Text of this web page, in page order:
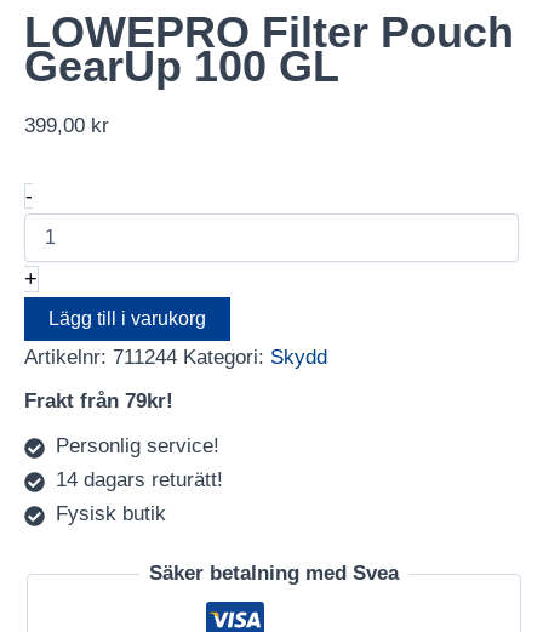
LOWEPRO Filter Pouch
GearUp 100 GL
399,00 kr
-LOWEPRO
Filter
Pouch
GearUp
100
GL
+
Lägg till i varukorg
Artikelnr: 711244 Kategori: Skydd
Frakt från 79kr!
Personlig service!
14 dagars returätt!
Fysisk butik
Säker betalning med Svea